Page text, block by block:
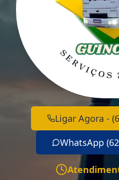
Ligar Agora -
WhatsApp